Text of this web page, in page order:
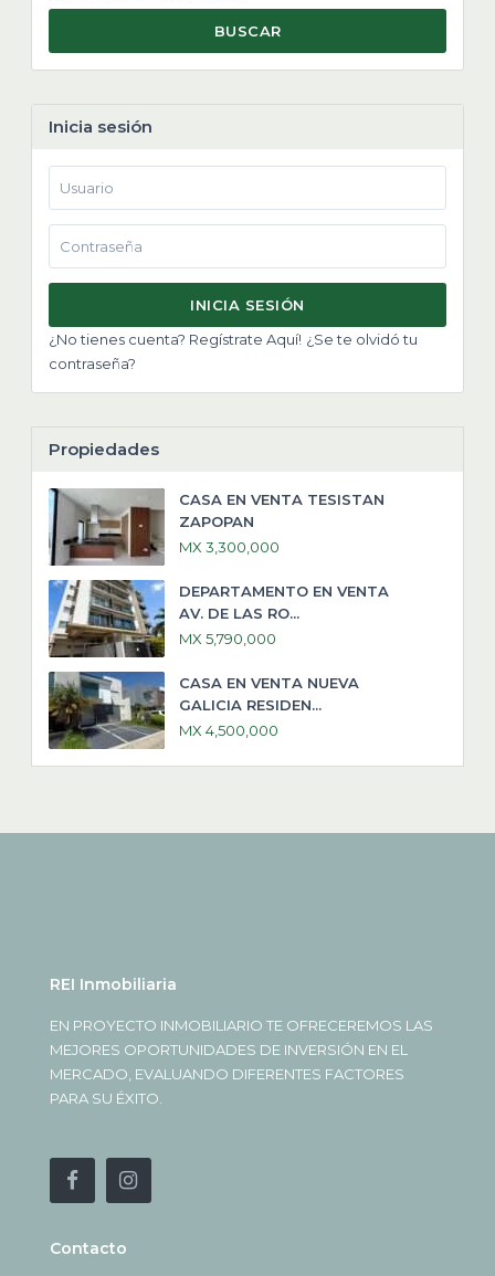
BUSCAR
Inicia sesión
INICIA SESIÓN
¿No tienes cuenta? Regístrate Aquí! ¿Se te olvidó tu
contraseña?
Propiedades
CASA EN VENTA TESISTAN
ZAPOPAN
MX 3,300,000
DEPARTAMENTO EN VENTA
AV. DE LAS RO...
MX 5,790,000
CASA EN VENTA NUEVA
GALICIA RESIDEN...
MX 4,500,000
REI Inmobiliaria
EN PROYECTO INMOBILIARIO TE OFRECEREMOS LAS
MEJORES OPORTUNIDADES DE INVERSIÓN EN EL
MERCADO, EVALUANDO DIFERENTES FACTORES
PARA SU ÉXITO.
Contacto